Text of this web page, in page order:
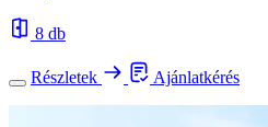
8 db
Részletek Ajánlatkérés